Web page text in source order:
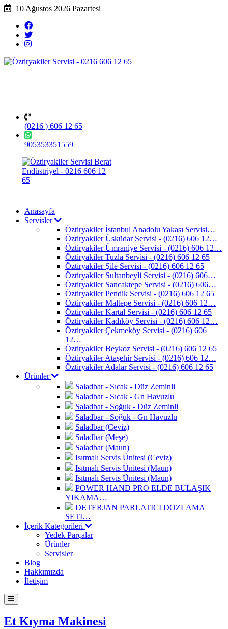
10 Ağustos 2026 Pazartesi
(0216 ) 606 12 65
905353351559
Anasayfa
Servisler
Öztiryakiler İstanbul Anadolu Yakası Servisi…
Öztiryakiler Üsküdar Servisi - (0216) 606 12…
Öztiryakiler Ümraniye Servisi - (0216) 606 12…
Öztiryakiler Tuzla Servisi - (0216) 606 12 65
Öztiryakiler Şile Servisi - (0216) 606 12 65
Öztiryakiler Sultanbeyli Servisi - (0216) 606…
Öztiryakiler Sancaktepe Servisi - (0216) 606…
Öztiryakiler Pendik Servisi - (0216) 606 12 65
Öztiryakiler Maltepe Servisi - (0216) 606 12…
Öztiryakiler Kartal Servisi - (0216) 606 12 65
Öztiryakiler Kadıköy Servisi - (0216) 606 12…
Öztiryakiler Çekmeköy Servisi - (0216) 606
12…
Öztiryakiler Beykoz Servisi - (0216) 606 12 65
Öztiryakiler Ataşehir Servisi - (0216) 606 12…
Öztiryakiler Adalar Servisi - (0216) 606 12 65
Ürünler
Saladbar - Sıcak - Düz Zeminli
Saladbar - Sıcak - Gn Havuzlu
Saladbar - Soğuk - Düz Zeminli
Saladbar - Soğuk - Gn Havuzlu
Saladbar (Ceviz)
Saladbar (Meşe)
Saladbar (Maun)
Isıtmalı Servis Ünitesi (Ceviz)
Isıtmalı Servis Ünitesi (Maun)
Isıtmalı Servis Ünitesi (Maun)
POWER HAND PRO ELDE BULAŞIK
YIKAMA…
DETERJAN PARLATICI DOZLAMA
SETI…
İçerik Kategorileri
Yedek Parçalar
Ürünler
Servisler
Blog
Hakkımızda
İletişim
Et Kıyma Makinesi